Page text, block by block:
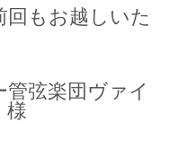
もお越しいた
弦楽団ヴァイ